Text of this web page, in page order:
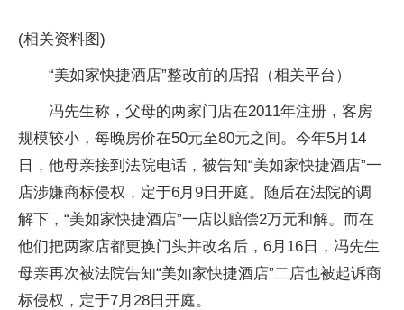
(相关资料图)
“美如家快捷酒店”整改前的店招（相关平台）
冯先生称，父母的两家门店在2011年注册，客房
规模较小，每晚房价在50元至80元之间。今年5月14
日，他母亲接到法院电话，被告知“美如家快捷酒店”一
店涉嫌商标侵权，定于6月9日开庭。随后在法院的调
解下，“美如家快捷酒店”一店以赔偿2万元和解。而在
他们把两家店都更换门头并改名后，6月16日，冯先生
母亲再次被法院告知“美如家快捷酒店”二店也被起诉商
标侵权，定于7月28日开庭。